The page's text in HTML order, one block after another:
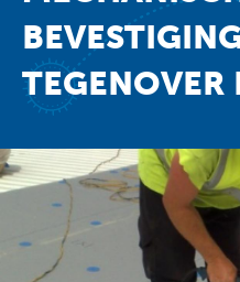
Kennisbank
Downloads
Contact